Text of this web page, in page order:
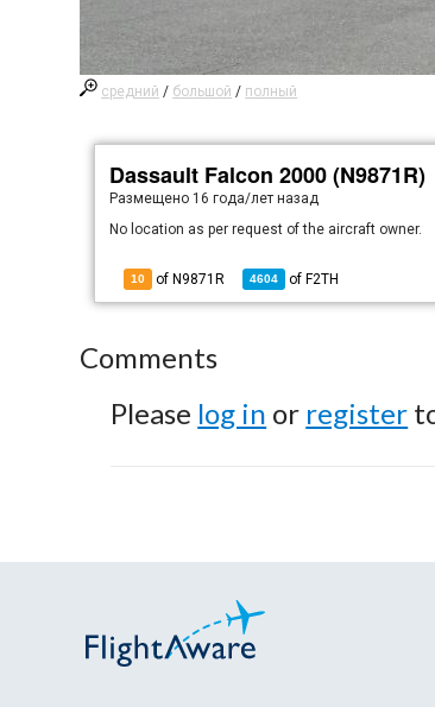
средний / большой / полный
Dassault Falcon 2000 (N9871R)
Размещено 16 года/лет назад
No location as per request of the aircraft owner.
10 of N9871R 4604 of F2TH
Comments
Please log in or register